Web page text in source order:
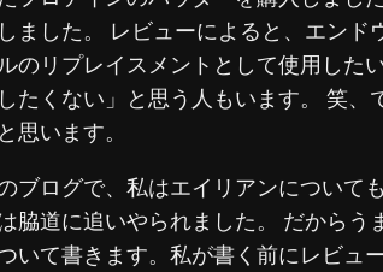
ました。 レビューによると、エンド
のリプレイスメントとして使用した
たくない」と思う人もいます。 笑、
思います。
ブログで、私はエイリアンについて
脇道に追いやられました。 だからう
いて書きます。私が書く前にレビュ